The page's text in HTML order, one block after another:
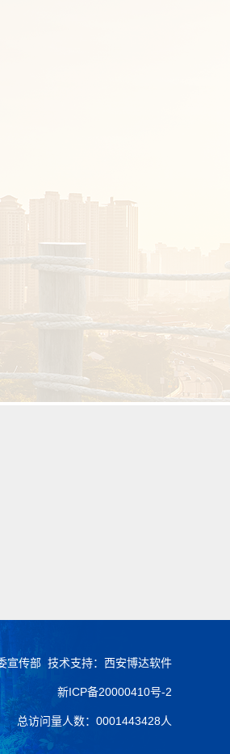
宣传部 技术支持：西安博达软件
新ICP备20000410号-2
总访问量人数： 0001443428人